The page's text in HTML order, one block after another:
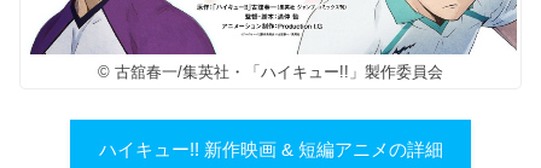
© 古舘春一/集英社・「ハイキュー!!」製作委員会
ハイキュー!! 新作映画 & 短編アニメの詳細